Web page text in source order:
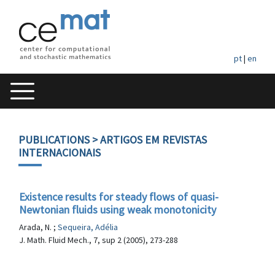
pt| en
PUBLICATIONS> ARTIGOS EM REVISTAS
INTERNACIONAIS
Existence results for steady flows of quasi-
Newtonian fluids using weak monotonicity
Arada, N. ; Sequeira, Adélia
J. Math. Fluid Mech., 7, sup 2 (2005), 273-288